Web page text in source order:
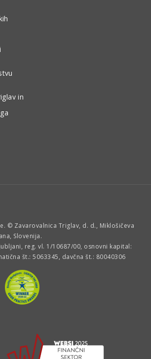
in
© Zavarovalnica Triglav, d. d., Miklošičeva
Slovenija.
reg. vl. 1/10687/00, osnovni kapital:
št.: 5063345, davčna št.: 80040306